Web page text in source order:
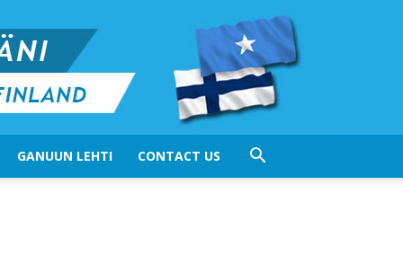
GANUUN LEHTI CONTACT US